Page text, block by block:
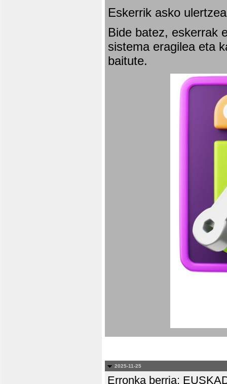
Eskerrik asko
Bide batez, eskerrak
sistema eragilea eta
baitute.
2025-11-25
Erronka berria: